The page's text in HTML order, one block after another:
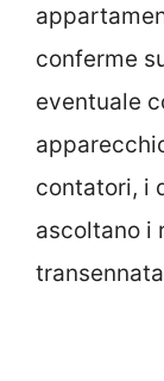
conferme
eventuale
contatori, i
ascoltano i